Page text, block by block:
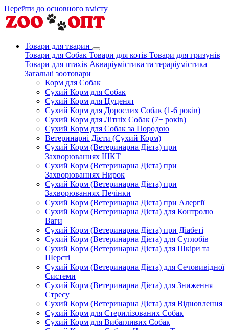
Перейти до основного вмісту
Товари для тварин
Товари для Собак Товари для котів Товари для гризунів
Товари для птахів Акваріумістика та тераріумістика
Загальні зоотовари
Корм для Собак
Сухий Корм для Собак
Сухий Корм для Цуценят
Сухий Корм для Дорослих Собак (1-6 років)
Сухий Корм для Літніх Собак (7+ років)
Сухий Корм для Собак за Породою
Ветеринарні Дієти (Сухий Корм)
Сухий Корм (Ветеринарна Дієта) при
Захворюваннях ШКТ
Сухий Корм (Ветеринарна Дієта) при
Захворюваннях Нирок
Сухий Корм (Ветеринарна Дієта) при
Захворюваннях Печінки
Сухий Корм (Ветеринарна Дієта) при Алергії
Сухий Корм (Ветеринарна Дієта) для Контролю
Ваги
Сухий Корм (Ветеринарна Дієта) при Діабеті
Сухий Корм (Ветеринарна Дієта) для Суглобів
Сухий Корм (Ветеринарна Дієта) для Шкіри та
Шерсті
Сухий Корм (Ветеринарна Дієта) для Сечовивідної
Системи
Сухий Корм (Ветеринарна Дієта) для Зниження
Стресу
Сухий Корм (Ветеринарна Дієта) для Відновлення
Сухий Корм для Стерилізованих Собак
Сухий Корм для Вибагливих Собак